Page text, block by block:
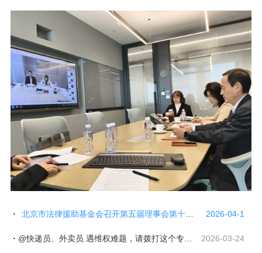
2026-04-1
@快递员、外卖员 遇维权难题，请拨打这个专属热线→ 2026-03-24